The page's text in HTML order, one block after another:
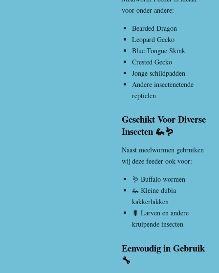
voor onder andere:
Bearded Dragon
Leopard Gecko
Blue Tongue Skink
Crested Gecko
Jonge schildpadden
Andere insectenetende
reptielen
Geschikt Voor Diverse
Insecten 🦗🪱
Naast meelwormen gebruiken
wij deze feeder ook voor:
🪱 Buffalo wormen
🦗 Kleine dubia
kakkerlakken
🐛 Larven en andere
kruipende insecten
Eenvoudig in Gebruik
🔧